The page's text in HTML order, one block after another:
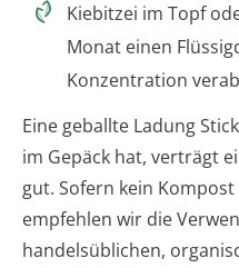
Kiebitzei im Topf
Monat einen
Konzentration
Eine geballte Ladung
im Gepäck hat, verträgt
gut. Sofern kein
empfehlen wir die
handelsüblichen,